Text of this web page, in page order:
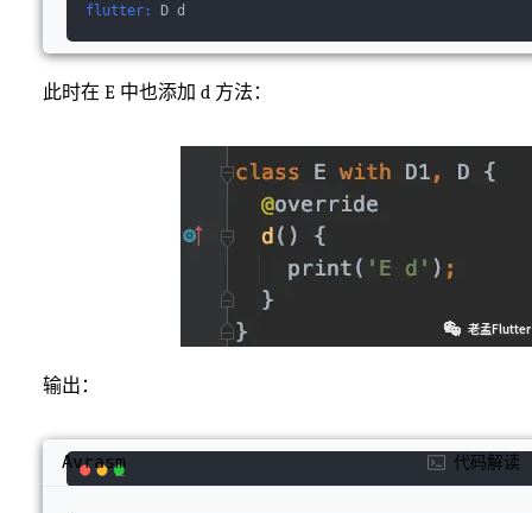
flutter: D d
此时在 E 中也添加 d 方法：
输出：
Avrasm 代码解读